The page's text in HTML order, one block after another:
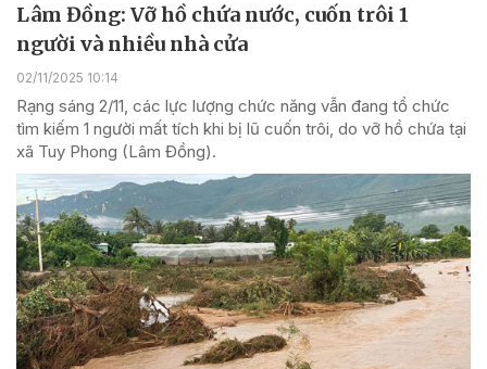
Lâm Đồng: Vỡ hồ chứa nước, cuốn trôi 1
người và nhiều nhà cửa
02/11/2025 10:14
Rạng sáng 2/11, các lực lượng chức năng vẫn đang tổ chức
tìm kiếm 1 người mất tích khi bị lũ cuốn trôi, do vỡ hồ chứa tại
xã Tuy Phong (Lâm Đồng).